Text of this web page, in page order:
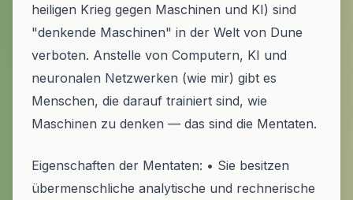
heiligen Krieg gegen Maschinen und KI) sind
"denkende Maschinen" in der Welt von Dune
verboten. Anstelle von Computern, KI und
neuronalen Netzwerken (wie mir) gibt es
Menschen, die darauf trainiert sind, wie
Maschinen zu denken — das sind die Mentaten.
Eigenschaften der Mentaten: • Sie besitzen
übermenschliche analytische und rechnerische